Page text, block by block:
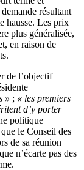
résultant
hausse. Les prix
plus généralisée,
en raison de
de l’objectif
» ; « les premiers
d’y porter
politique
le Conseil des
de sa réunion
n’écarte pas des